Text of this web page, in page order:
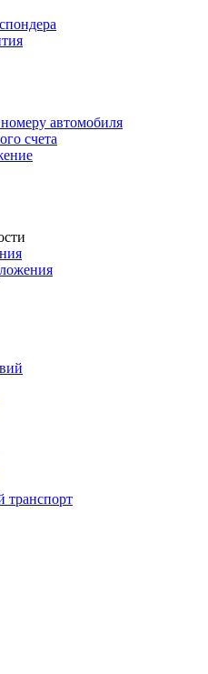
автомобиля
счета
транспорт